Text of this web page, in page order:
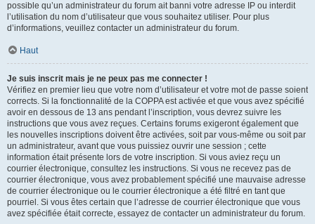
possible qu’un administrateur du forum ait banni votre adresse IP ou interdit
l’utilisation du nom d’utilisateur que vous souhaitez utiliser. Pour plus
d’informations, veuillez contacter un administrateur du forum.
Haut
Je suis inscrit mais je ne peux pas me connecter !
Vérifiez en premier lieu que votre nom d’utilisateur et votre mot de passe soient
corrects. Si la fonctionnalité de la COPPA est activée et que vous avez spécifié
avoir en dessous de 13 ans pendant l’inscription, vous devrez suivre les
instructions que vous avez reçues. Certains forums exigeront également que
les nouvelles inscriptions doivent être activées, soit par vous-même ou soit par
un administrateur, avant que vous puissiez ouvrir une session ; cette
information était présente lors de votre inscription. Si vous aviez reçu un
courrier électronique, consultez les instructions. Si vous ne recevez pas de
courrier électronique, vous avez probablement spécifié une mauvaise adresse
de courrier électronique ou le courrier électronique a été filtré en tant que
pourriel. Si vous êtes certain que l’adresse de courrier électronique que vous
avez spécifiée était correcte, essayez de contacter un administrateur du forum.